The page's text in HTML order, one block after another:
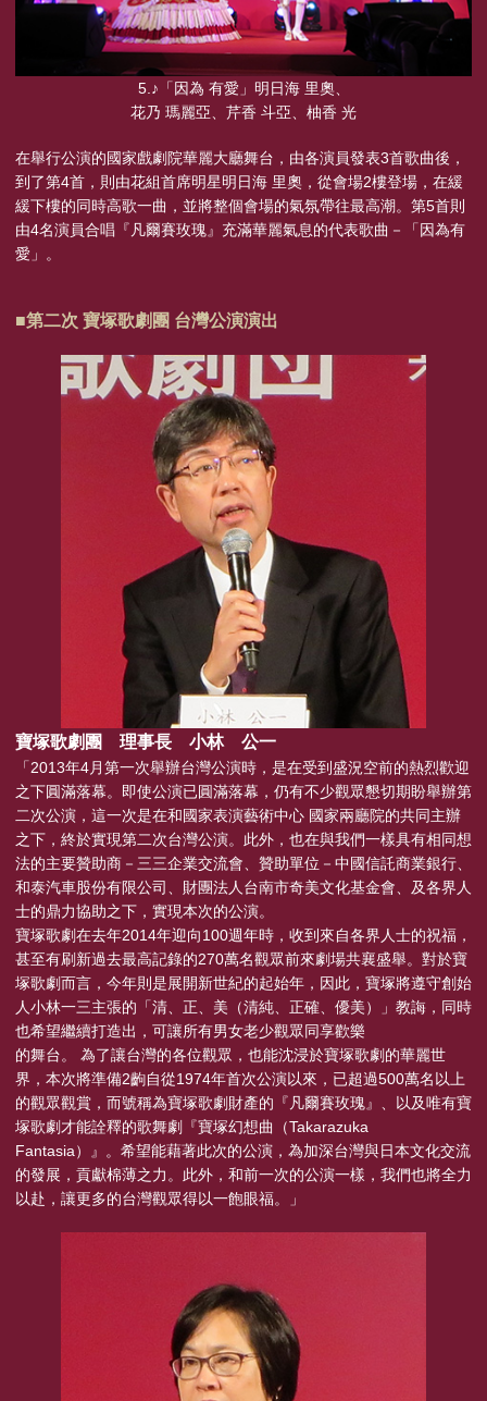
5.♪「因為 有愛」明日海 里奧、
花乃 瑪麗亞、芹香 斗亞、柚香 光
在舉行公演的國家戲劇院華麗大廳舞台，由各演員發表3首歌曲後，
到了第4首，則由花組首席明星明日海 里奧，從會場2樓登場，在緩
緩下樓的同時高歌一曲，並將整個會場的氣氛帶往最高潮。第5首則
由4名演員合唱『凡爾賽玫瑰』充滿華麗氣息的代表歌曲－「因為有
愛」。
■第二次 寶塚歌劇團 台灣公演演出
寶塚歌劇團 理事長 小林 公一
「2013年4月第一次舉辦台灣公演時，是在受到盛況空前的熱烈歡迎
之下圓滿落幕。即使公演已圓滿落幕，仍有不少觀眾懇切期盼舉辦第
二次公演，這一次是在和國家表演藝術中心 國家兩廳院的共同主辦
之下，終於實現第二次台灣公演。此外，也在與我們一樣具有相同想
法的主要贊助商－三三企業交流會、贊助單位－中國信託商業銀行、
和泰汽車股份有限公司、財團法人台南市奇美文化基金會、及各界人
士的鼎力協助之下，實現本次的公演。
寶塚歌劇在去年2014年迎向100週年時，收到來自各界人士的祝福，
甚至有刷新過去最高記錄的270萬名觀眾前來劇場共襄盛舉。對於寶
塚歌劇而言，今年則是展開新世紀的起始年，因此，寶塚將遵守創始
人小林一三主張的「清、正、美（清純、正確、優美）」教誨，同時
也希望繼續打造出，可讓所有男女老少觀眾同享歡樂
的舞台。 為了讓台灣的各位觀眾，也能沈浸於寶塚歌劇的華麗世
界，本次將準備2齣自從1974年首次公演以來，已超過500萬名以上
的觀眾觀賞，而號稱為寶塚歌劇財產的『凡爾賽玫瑰』、以及唯有寶
塚歌劇才能詮釋的歌舞劇『寶塚幻想曲（Takarazuka
Fantasia）』。希望能藉著此次的公演，為加深台灣與日本文化交流
的發展，貢獻棉薄之力。此外，和前一次的公演一樣，我們也將全力
以赴，讓更多的台灣觀眾得以一飽眼福。」